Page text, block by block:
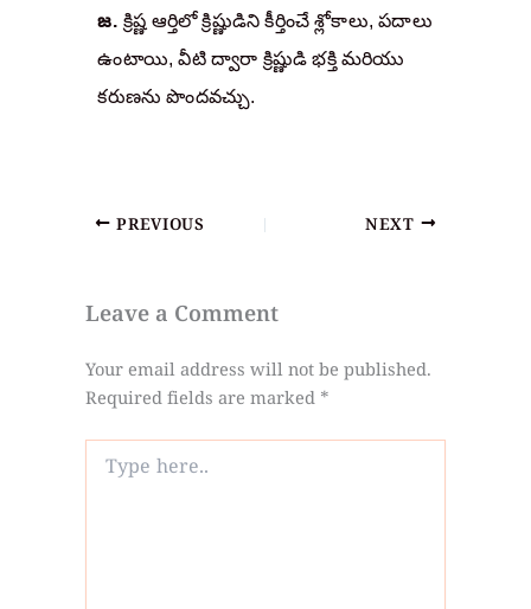
జ. క్రిష్ణ ఆర్తిలో క్రిష్ణుడిని కీర్తించే శ్లోకాలు, పదాలు
ఉంటాయి, వీటి ద్వారా క్రిష్ణుడి భక్తి మరియు
కరుణను పొందవచ్చు.
PREVIOUS NEXT
Leave a Comment
Your email address will not be published.
Required fields are marked *
here..